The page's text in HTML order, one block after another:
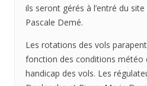
ils seront gérés à l’entré du
Pascale Demé.
Les rotations des vols
fonction des conditions météo
handicap des vols. Les